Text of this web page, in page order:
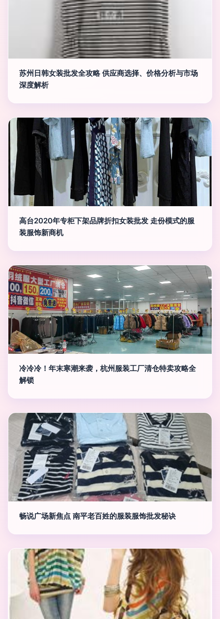
苏州日韩女装批发全攻略 供应商选择、价格分析与市场
深度解析
高台2020年专柜下架品牌折扣女装批发 走份模式的服
装服饰新商机
冷冷冷！年末寒潮来袭，杭州服装工厂清仓特卖攻略全
解锁
畅说广场新焦点 南平老百姓的服装服饰批发秘诀